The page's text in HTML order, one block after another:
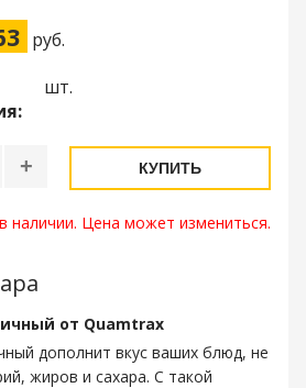
руб.
шт.
+ КУПИТЬ
наличии. Цена может измениться.
от Quamtrax
дополнит вкус ваших блюд, не
жиров и сахара. С такой